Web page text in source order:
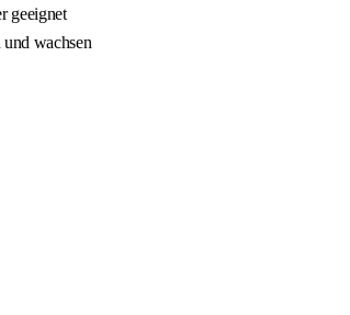
geeignet
wachsen